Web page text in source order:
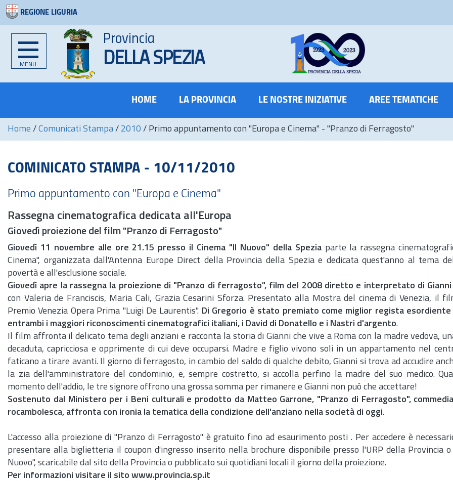
REGIONE LIGURIA
MENU
Provincia
DELLA SPEZIA
HOME LA PROVINCIA LE NOSTRE INIZIATIVE AREE TEMATICHE
Home / Comunicati Stampa / 2010 / Primo appuntamento con "Europa e Cinema" - "Pranzo di Ferragosto"
COMINICATO STAMPA - 10/11/2010
Primo appuntamento con "Europa e Cinema"
Rassegna cinematografica dedicata all'Europa
Giovedì proiezione del film "Pranzo di Ferragosto"
Giovedì 11 novembre alle ore 21.15 presso il Cinema "Il Nuovo" della Speziaparte la rassegna
Cinema", organizzata dall'Antenna Europe Direct della Provincia della Spezia e dedicata quest'anno al tema
povertà e all'esclusione sociale.
Giovedì apre la rassegna la proiezione di "Pranzo di ferragosto", film del 2008 diretto e interpretato di Gianni
con Valeria de Franciscis, Maria Cali, Grazia Cesarini Sforza. Presentato alla Mostra del cinema di Venezia, il
Premio Venezia Opera Prima "Luigi De Laurentis". Di Gregorio è stato premiato come miglior regista esordiente
entrambi i maggiori riconoscimenti cinematografici italiani, i David di Donatello e i Nastri d'argento.
Il film affronta il delicato tema degli anziani e racconta la storia di Gianni che vive a Roma con la madre vedova,
decaduta, capricciosa e opprimente di cui deve occuparsi. Madre e figlio vivono soli in un appartamento nel
faticano a tirare avanti. Il giorno di ferragosto, in cambio del saldo di qualche debito, Gianni si trova ad accudire
la zia dell'amministratore del condominio, e, sempre costretto, si accolla perfino la madre del suo medico.
momento dell'addio, le tre signore offrono una grossa somma per rimanere e Gianni non può che accettare!
Sostenuto dal Ministero per i Beni culturali e prodotto da Matteo Garrone, "Pranzo di Ferragosto",
rocambolesca, affronta con ironia la tematica della condizione dell'anziano nella società di oggi.
L'accesso alla proiezione di "Pranzo di Ferragosto" è gratuito fino ad esaurimento posti . Per accedere è
presentare alla biglietteria il coupon d'ingresso inserito nella brochure disponibile presso l'URP della Provincia
Nuovo", scaricabile dal sito della Provincia o pubblicato sui quotidiani locali il giorno della proiezione.
Per informazioni visitare il sito www.provincia.sp.it